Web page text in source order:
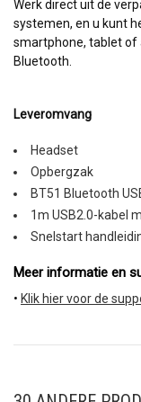
Werk direct uit de
systemen, en u kunt
smartphone, tablet of
Bluetooth.
Leveromvang
Headset
Opbergzak
BT51 Bluetooth
1m USB2.0-kabel
Snelstart
Meer informatie en
• Klik hier voor de